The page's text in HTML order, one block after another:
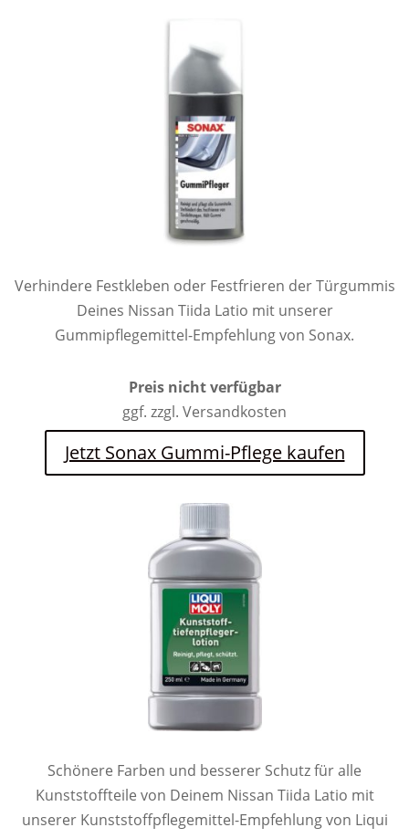
Verhindere Festkleben oder Festfrieren der Türgummis
Deines Nissan Tiida Latio mit unserer
Gummipflegemittel-Empfehlung von Sonax.
Preis nicht verfügbar
ggf. zzgl. Versandkosten
Jetzt Sonax Gummi-Pflege kaufen
Schönere Farben und besserer Schutz für alle
Kunststoffteile von Deinem Nissan Tiida Latio mit
unserer Kunststoffpflegemittel-Empfehlung von Liqui